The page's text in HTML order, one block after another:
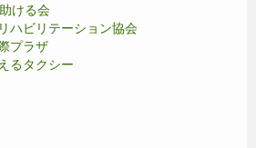
ける会
ハビリテーション協会
プラザ
るタクシー